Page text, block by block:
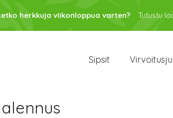
herkkuja viikonloppua varten? Tutustu
Sipsit